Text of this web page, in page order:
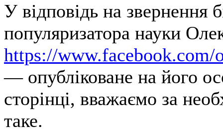
У відповідь на звернення
популяризатора науки
https://www.facebook.com/
— опубліковане на його
сторінці, вважаємо за
таке.